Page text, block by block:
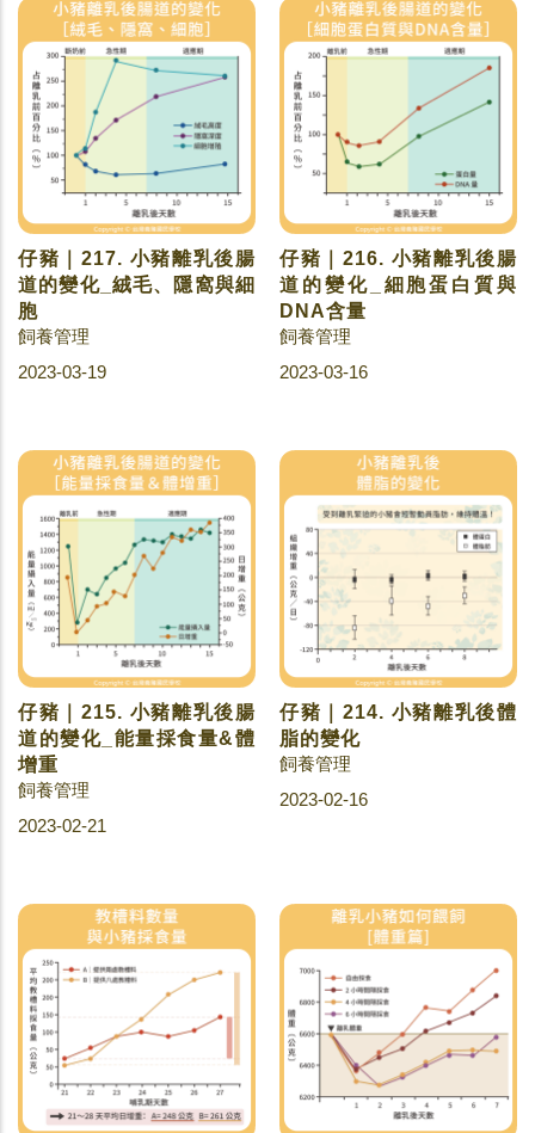
仔豬｜217. 小豬離乳後腸
道的變化_絨毛、隱窩與細
胞
飼養管理
2023-03-19
仔豬｜216. 小豬離乳後腸
道的變化_細胞蛋白質與
DNA含量
飼養管理
2023-03-16
仔豬｜215. 小豬離乳後腸
道的變化_能量採食量&體
增重
飼養管理
2023-02-21
仔豬｜214. 小豬離乳後體
脂的變化
飼養管理
2023-02-16